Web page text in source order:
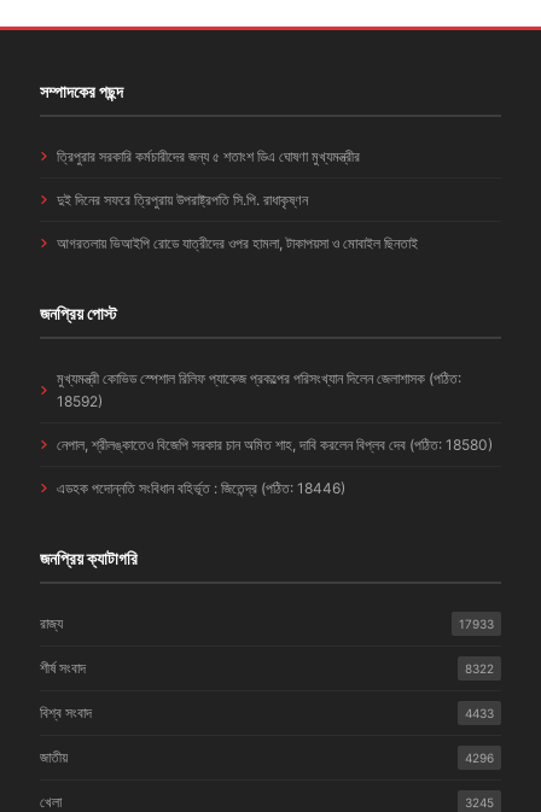
সম্পাদকের পছন্দ
ত্রিপুরার সরকারি কর্মচারীদের জন্য ৫ শতাংশ ডিএ ঘোষণা মুখ্যমন্ত্রীর
দুই দিনের সফরে ত্রিপুরায় উপরাষ্ট্রপতি সি.পি. রাধাকৃষ্ণন
আগরতলায় ভিআইপি রোডে যাত্রীদের ওপর হামলা, টাকাপয়সা ও মোবাইল ছিনতাই
জনপ্রিয় পোস্ট
মুখ্যমন্ত্রী কোভিড স্পেশাল রিলিফ প্যাকেজ প্রকল্পের পরিসংখ্যান দিলেন জেলাশাসক (পঠিত:
18592)
নেপাল, শ্রীলঙ্কাতেও বিজেপি সরকার চান অমিত শাহ, দাবি করলেন বিপ্লব দেব (পঠিত: 18580)
এডহক পদোন্নতি সংবিধান বহির্ভূত : জিতেন্দ্র (পঠিত: 18446)
জনপ্রিয় ক্যাটাগরি
রাজ্য 17933
শীর্ষ সংবাদ 8322
বিশ্ব সংবাদ 4433
জাতীয় 4296
খেলা 3245